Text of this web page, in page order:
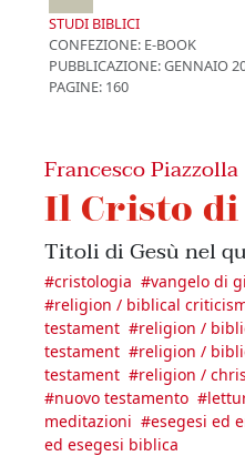
STUDI BIBLICI
CONFEZIONE: E-BOOK
PUBBLICAZIONE:GENNAIO
PAGINE: 160
Francesco Piazzolla
Il Cristo di
Titoli di Gesù nel
#cristologia #vangelo di
#religion / biblical
testament #religion /
testament #religion /
testament #religion /
#nuovo testamento #
meditazioni #esegesi ed
ed esegesi biblica